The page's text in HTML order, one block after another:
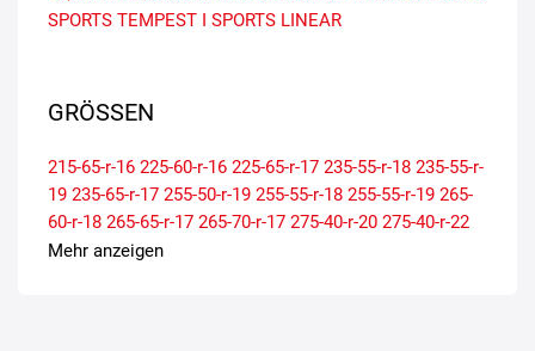
SPORTS TEMPEST I SPORTS LINEAR
GRÖSSEN
215-65-r-16 225-60-r-16 225-65-r-17 235-55-r-18 235-55-r-
19 235-65-r-17 255-50-r-19 255-55-r-18 255-55-r-19 265-
60-r-18 265-65-r-17 265-70-r-17 275-40-r-20 275-40-r-22
275-45-r-20 275-45-r-21
Mehr anzeigen